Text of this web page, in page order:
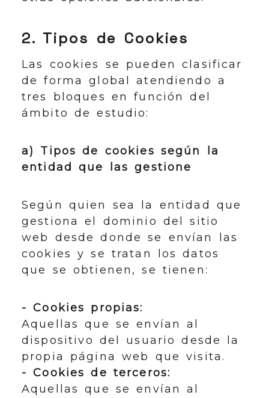
2. Tipos de Cookies
Las cookies se pueden clasificar
de forma global atendiendo a
tres bloques en función del
ámbito de estudio:
a) Tipos de cookies según la
entidad que las gestione
Según quien sea la entidad que
gestiona el dominio del sitio
web desde donde se envían las
cookies y se tratan los datos
que se obtienen, se tienen:
- Cookies propias:
Aquellas que se envían al
dispositivo del usuario desde la
propia página web que visita.
- Cookies de terceros:
Aquellas que se envían al